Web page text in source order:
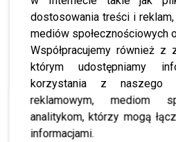
dostosowania treści i
mediów społecznościowych
Współpracujemy również z
którym udostępniamy
korzystania z
reklamowym, mediom
analitykom, którzy mogą
informacjami.
z niej
uważam, że
zwiększać
zmniejszać